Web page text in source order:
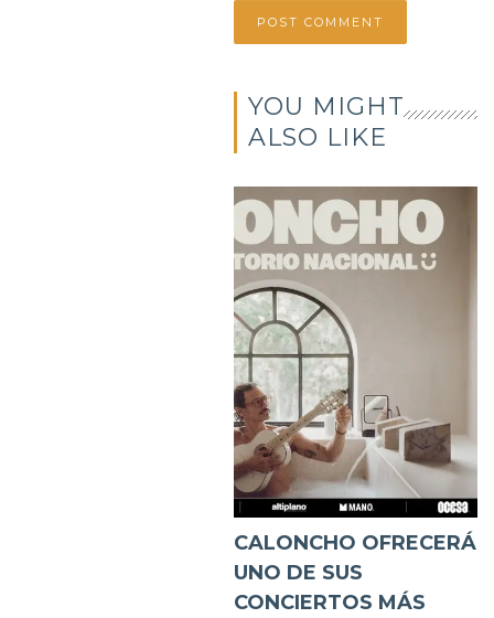
YOU MIGHT
ALSO LIKE
CALONCHO OFRECERÁ
UNO DE SUS
CONCIERTOS MÁS